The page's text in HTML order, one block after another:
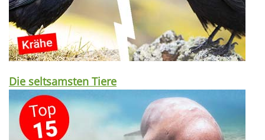
Die seltsamsten Tiere